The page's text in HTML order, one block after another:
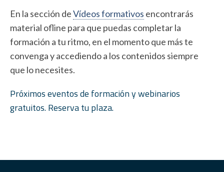
En la sección deVídeos formativos encontrarás
material ofline para que puedas completar la
formación a tu ritmo, en el momento que más te
convenga y accediendo a los contenidos siempre
que lo necesites.
Próximos eventos de formación y webinarios
gratuitos. Reserva tu plaza.